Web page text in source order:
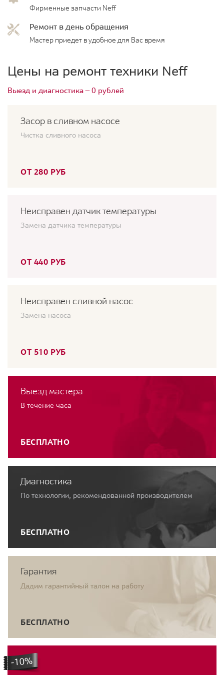
Фирменные запчасти Neff
Ремонт в день обращения
Мастер приедет в удобное для Вас время
Цены на ремонт техники Neff
Выезд и диагностика — 0 рублей
Засор в сливном насосе
Чистка сливного насоса
ОТ 280 РУБ
Неисправен датчик температуры
Замена датчика температуры
ОТ 440 РУБ
Неисправен сливной насос
Замена насоса
ОТ 510 РУБ
Выезд мастера
В течение часа
БЕСПЛАТНО
Диагностика
По технологии, рекомендованной производителем
БЕСПЛАТНО
Гарантия
Дадим гарантийный талон на работу
БЕСПЛАТНО